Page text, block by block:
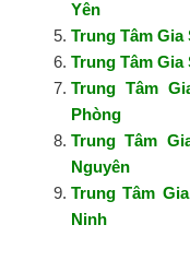
Yên
Trung Tâm
Trung Tâm
Trung Tâm
Phòng
Trung Tâm
Nguyên
Trung Tâm
Ninh